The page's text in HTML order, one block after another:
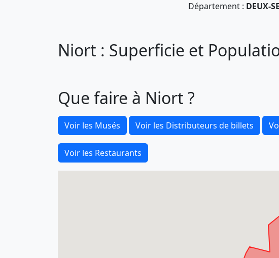
Département : DEUX-
Niort : Superficie et
Que faire à Niort ?
Voir les Musés Voir les Distributeurs de billets
Voir les Restaurants